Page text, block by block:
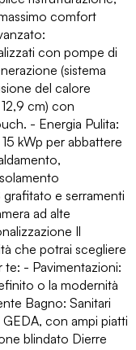
comfort
con pompe di
(sistema
del calore
cm) con
- Energia Pulita:
kWp per abbattere
e serramenti
ad alte
Il
che potrai scegliere
te: - Pavimentazioni:
o la modernità
Bagno: Sanitari
con ampi piatti
blindato Dierre